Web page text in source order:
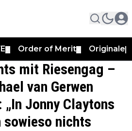
Order of Merit Originale
mit Riesengag –
van Gerwen
Jonny Claytons
nichts